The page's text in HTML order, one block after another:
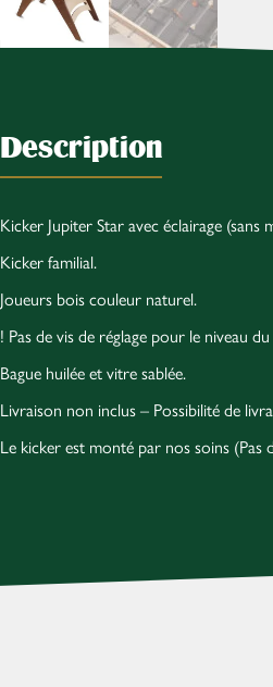
Description
Kicker Jupiter Star avec éclairage (sans
Kicker familial.
Joueurs bois couleur naturel.
! Pas de vis de réglage pour le niveau
Bague huilée et vitre sablée.
Livraison non inclus – Possibilité de
Le kicker est monté par nos soins (Pas